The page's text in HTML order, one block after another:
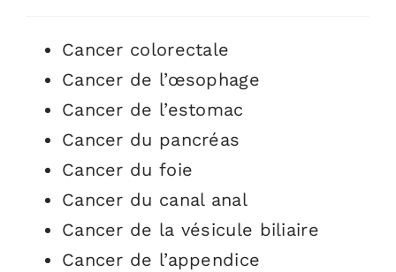
Cancer colorectale
Cancer de l’œsophage
Cancer de l’estomac
Cancer du pancréas
Cancer du foie
Cancer du canal anal
Cancer de la vésicule biliaire
Cancer de l’appendice